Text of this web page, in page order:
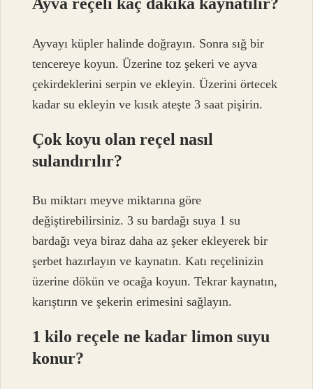
Ayva reçeli kaç dakika kaynatılır?
Ayvayı küpler halinde doğrayın. Sonra sığ bir
tencereye koyun. Üzerine toz şekeri ve ayva
çekirdeklerini serpin ve ekleyin. Üzerini örtecek
kadar su ekleyin ve kısık ateşte 3 saat pişirin.
Çok koyu olan reçel nasıl
sulandırılır?
Bu miktarı meyve miktarına göre
değiştirebilirsiniz. 3 su bardağı suya 1 su
bardağı veya biraz daha az şeker ekleyerek bir
şerbet hazırlayın ve kaynatın. Katı reçelinizin
üzerine dökün ve ocağa koyun. Tekrar kaynatın,
karıştırın ve şekerin erimesini sağlayın.
1 kilo reçele ne kadar limon suyu
konur?